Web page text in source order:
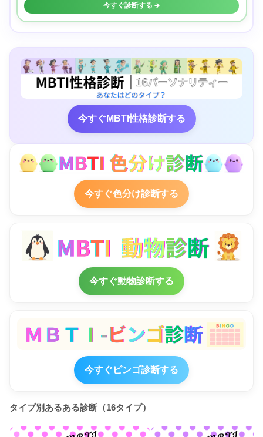
今すぐ診断する →
今すぐMBTI性格診断する
今すぐ色分け診断する
今すぐ動物診断する
今すぐビンゴ診断する
タイプ別あるある診断（16タイプ）